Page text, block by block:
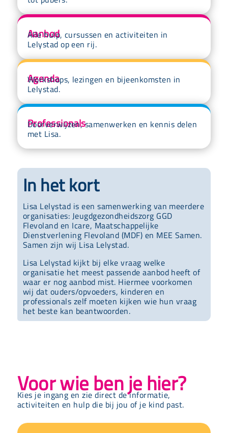
Aanbod
Alle hulp, cursussen en activiteiten in
Lelystad op een rij.
Agenda
Workshops, lezingen en bijeenkomsten in
Lelystad.
Professionals
Doorverwijzen, samenwerken en kennis delen
met Lisa.
In het kort
Lisa Lelystad is een samenwerking van meerdere
organisaties: Jeugdgezondheidszorg GGD
Flevoland en Icare, Maatschappelijke
Dienstverlening Flevoland (MDF) en MEE Samen.
Samen zijn wij Lisa Lelystad.
Lisa Lelystad kijkt bij elke vraag welke
organisatie het meest passende aanbod heeft of
waar er nog aanbod mist. Hiermee voorkomen
wij dat ouders/opvoeders, kinderen en
professionals zelf moeten kijken wie hun vraag
het beste kan beantwoorden.
Voor wie ben je hier?
Kies je ingang en zie direct de informatie,
activiteiten en hulp die bij jou of je kind past.